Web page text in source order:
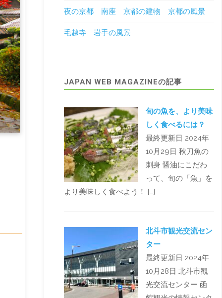
夜の京都 南座 京都の建物 京都の風景
毛越寺 岩手の風景
JAPAN WEB MAGAZINEの記事
旬の魚を、より美味
しく食べるには？
最終更新日 2024年
10月29日 秋刀魚の
刺身 醤油にこだわ
って、旬の「魚」を
より美味しく食べよう！ […]
北斗市観光交流セン
ター
最終更新日 2024年
10月28日 北斗市観
光交流センター 函